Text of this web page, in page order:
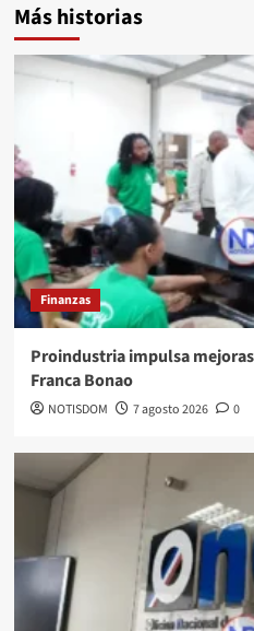
Más historias
Finanzas
Proindustria impulsa
Franca Bonao
NOTISDOM 7 agosto 2026 0